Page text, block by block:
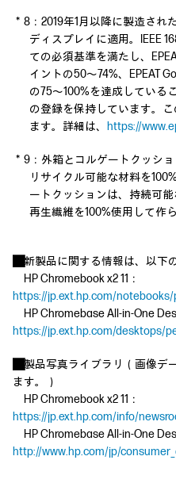
＊8：2019年1月以降に製造され
ディスプレイに適用。IEEE
ての必須基準を満たし、
イントの50～74%、EPEAT
の75～100%を達成している
の登録を保持しています。
ます。詳細は、
https://
＊9：外箱とコルゲートクッシ
リサイクル可能な材料を
ートクッションは、持続可
再生繊維を100%使用して作
■新製品に関する情報は、以下
HP Chromebook x2 11：
https://jp.ext.hp.com/notebooks/
HP Chromebase All-in-One
https://jp.ext.hp.com/desktops/
■製品写真ライブラリ（画像デ
ます。）
HP Chromebook x2 11：
https://jp.ext.hp.com/info/
HP Chromebase All-in-One
http://www.hp.com/jp/